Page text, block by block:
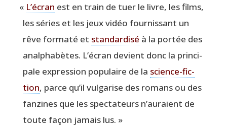
« L’écran est en train de tuer le livre, les films,
les séries et les jeux vidéo four­nis­sant un
rêve for­ma­té et stan­dar­di­sé à la por­tée des
anal­pha­bètes. L’écran devient donc la prin­ci­
pale expres­sion popu­laire de la science-fic­
tion, parce qu’il vul­ga­rise des romans ou des
fan­zines que les spec­ta­teurs n’auraient de
toute façon jamais lus. »